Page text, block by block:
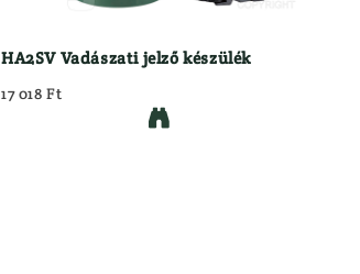
HA2SV Vadászati jelző készülék
17 018 Ft
